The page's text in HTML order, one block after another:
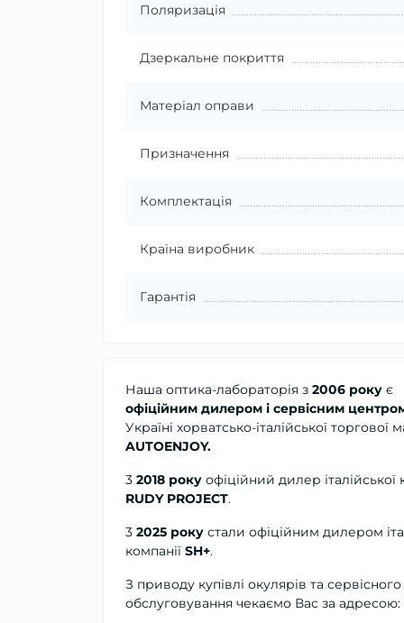
Поляризація
Дзеркальне покриття
Матеріал оправи
Призначення
Комплектація
Країна виробник
Гарантія
Наша оптика-лабораторія з 2006 року є
офіційним дилером і сервісним
Україні хорватсько-італійської торгової
AUTOENJOY.
3 2018 року офіційний дилер італійської
RUDY PROJECT.
3 2025 року стали офіційним дилером
компанії SH+.
З приводу купівлі окулярів та сервісного
обслуговування чекаємо Вас за адресою: